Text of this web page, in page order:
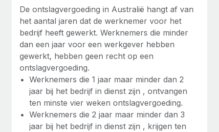
De ontslagvergoeding in Australië hangt af van
het aantal jaren dat de werknemer voor het
bedrijf heeft gewerkt. Werknemers die minder
dan een jaar voor een werkgever hebben
gewerkt, hebben geen recht op een
ontslagvergoeding.
Werknemers die 1 jaar maar minder dan 2
jaar bij het bedrijf in dienst zijn , ontvangen
ten minste vier weken ontslagvergoeding.
Werknemers die 2 jaar maar minder dan 3
jaar bij het bedrijf in dienst zijn , krijgen ten